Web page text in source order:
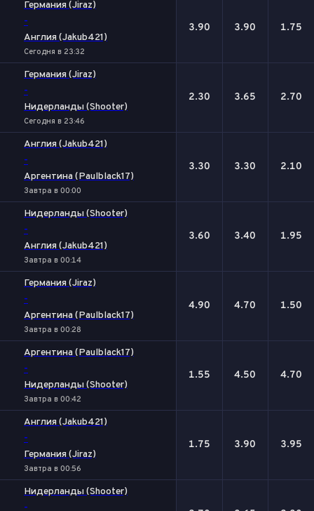
Германия (Jiraz)
-
Англия (Jakub421)
Сегодня в 23:32
3.90 3.90 1.75
Германия (Jiraz)
-
Нидерланды (Shooter)
Сегодня в 23:46
2.30 3.65 2.70
Англия (Jakub421)
-
Аргентина (Paulblack17)
Завтра в 00:00
3.30 3.30 2.10
Нидерланды (Shooter)
-
Англия (Jakub421)
Завтра в 00:14
3.60 3.40 1.95
Германия (Jiraz)
-
Аргентина (Paulblack17)
Завтра в 00:28
4.90 4.70 1.50
Аргентина (Paulblack17)
-
Нидерланды (Shooter)
Завтра в 00:42
1.55 4.50 4.70
Англия (Jakub421)
-
Германия (Jiraz)
Завтра в 00:56
1.75 3.90 3.95
Нидерланды (Shooter)
-